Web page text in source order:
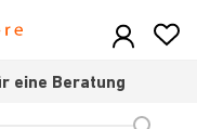
eine Beratung